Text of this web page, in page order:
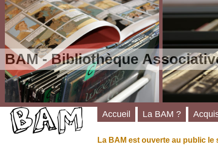
BAM - Bibliothèque
La BAM est ouverte au public le
Accueil La BAM ?